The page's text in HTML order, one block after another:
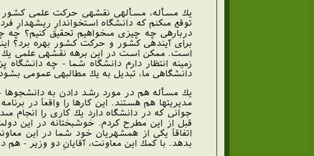
يك مسأله، مسأله‏ى نقشه‏ى حركت علمى كشور
توقع مى‏كنم كه دانشگاه استخوان‏دارِ ريشه‏دارِ
درباره‏ى چه چيزى مى‏خواهيم تحقيق كنيم؟ چه
براى آينده‏ى كشور و حركت كشور بهره برد؟
است. ممكن است در اين برهه نقشه‏ى علمى يك
زمينه انتظار دارم دانشگاه شما - چه
دانشگاهى ما، تبديل به يك مطالبه‏ى عمومى
يك مسأله هم در مورد رشد دادن به دانشجوها
مديريت‏ها هم هستند. اين كارها را واقعاً در
جوانى كه در دانشگاه دارد يك كارى را
قبل از اين مطرح كردم. خوشبختانه در اين
اتفاقاً يكى از همشهريان خود شما در اين
بدهد. با كمك اين معاونت، آقايانِ دو وزير - هم